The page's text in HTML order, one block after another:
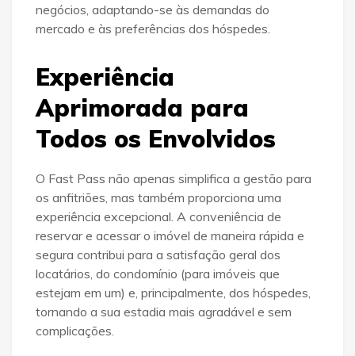
negócios, adaptando-se às demandas do
mercado e às preferências dos hóspedes.
Experiência
Aprimorada para
Todos os Envolvidos
O Fast Pass não apenas simplifica a gestão para
os anfitriões, mas também proporciona uma
experiência excepcional. A conveniência de
reservar e acessar o imóvel de maneira rápida e
segura contribui para a satisfação geral dos
locatários, do condomínio (para imóveis que
estejam em um) e, principalmente, dos hóspedes,
tornando a sua estadia mais agradável e sem
complicações.